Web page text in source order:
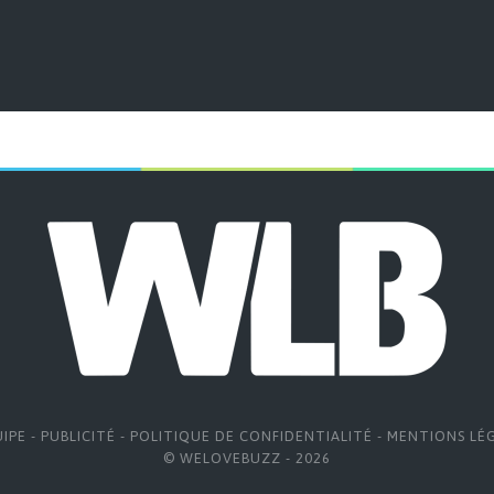
- PUBLICITÉ - POLITIQUE DE CONFIDENTIALITÉ - MENTIONS
© WELOVEBUZZ - 2026